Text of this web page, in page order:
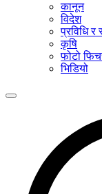
कानून
विदेश
प्रविधि र
कृषि
फोटो
भिडियो